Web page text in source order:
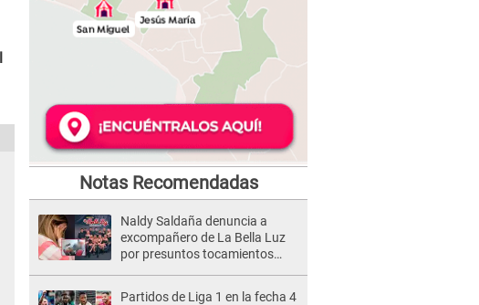
Notas Recomendadas
Naldy Saldaña denuncia a
excompañero de La Bella Luz
por presuntos tocamientos
Partidos de Liga 1 en la fecha 4